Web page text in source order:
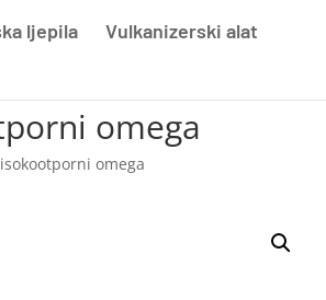
ljepila Vulkanizerski alat
omega
omega